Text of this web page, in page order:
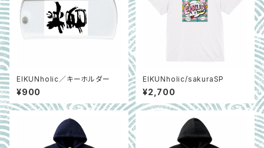
EIKUNholic／キーホルダー
¥900
EIKUNholic/sakuraSP
¥2,700